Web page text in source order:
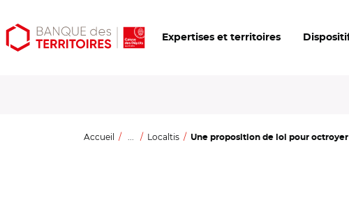
Aller
au
Aller
au
Ouvrir
les
Expertises et territoires
Accueil ... Localtis Une proposition de loi pour octroyer